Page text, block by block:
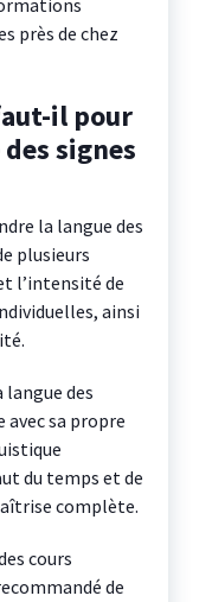
près de chez
il pour
signes
la langue des
plusieurs
l’intensité de
ainsi
des
avec sa propre
du temps et de
complète.
cours
de